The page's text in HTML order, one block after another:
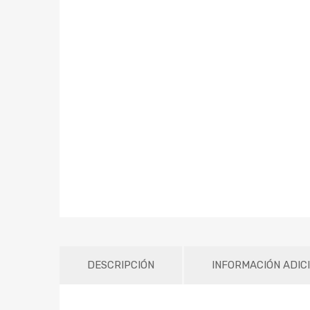
DESCRIPCIÓN INFORMACIÓN